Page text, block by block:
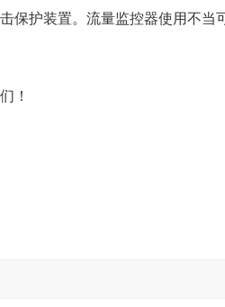
保护装置。流量监控器使用不当
！